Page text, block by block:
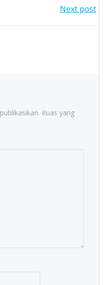
Next post
Ruas yang